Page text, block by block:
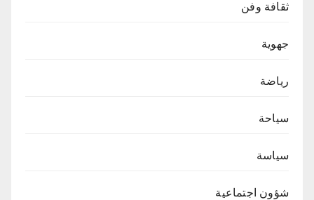
ثقافة وفن
جهوية
رياضة
سياحة
سياسة
شؤون اجتماعية